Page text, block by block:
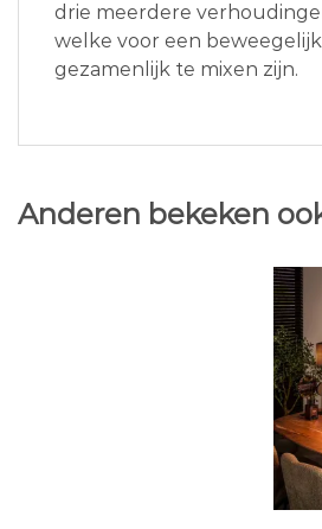
drie meerdere
welke voor een
gezamenlijk te mixen zijn.
Anderen bekeken